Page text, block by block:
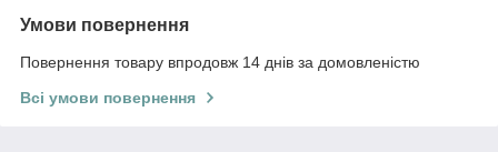
Умови повернення
Повернення товару впродовж 14 днів за домовленістю
Всі умови повернення